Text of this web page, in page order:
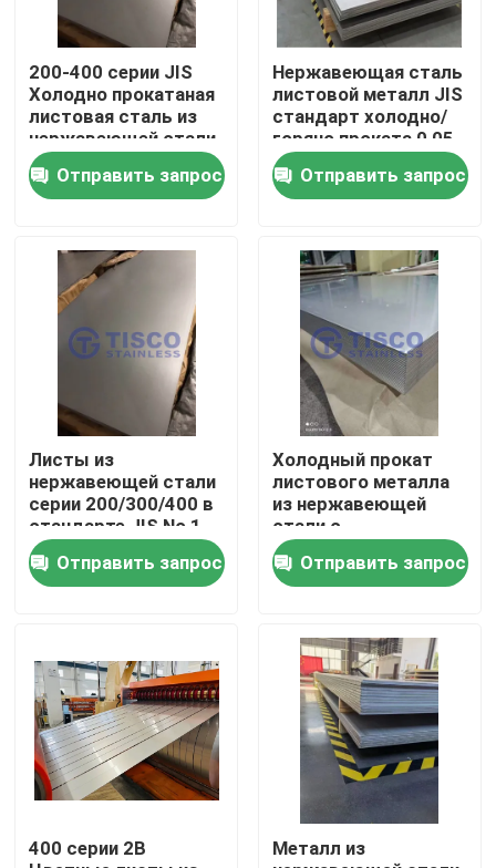
Продукты
Видео
О нас
Путешествие фабрики
Проверка качества
Спросите цитату
Катушка листа нержавеющей стали
Металлический лист нержавеющей стали
200-400 серии JIS
Холодно прокатаная
листовая сталь из
нержавеющей стали
Металл 1000
мм-6000 мм Длина в
GB Standard Mill Edge
Отправить запрос
Нержавеющая сталь
листовой металл JIS
стандарт холодно/
горячо проката 0,05-
3 мм для
промышленных
применений
Отправить запрос
Листы из
нержавеющей стали
серии 200/300/400 в
стандарте JIS No 1
поверхностная
отделка
Отправить запрос
Холодный прокат
листового металла
из нержавеющей
стали с
поверхностной
отделкой No 4
Отправить запрос
400 серии 2B
Металл из